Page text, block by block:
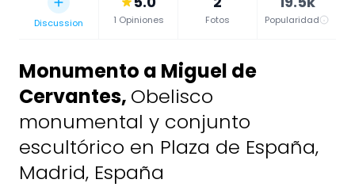
Discussion 1 Opiniones Fotos Popularidad
Monumento a Miguel de
Cervantes, Obelisco
monumental y conjunto
escultórico en Plaza de España,
Madrid, España